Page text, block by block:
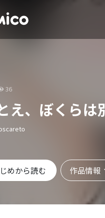
36
え、ぼくらは
めから読む 作品情報